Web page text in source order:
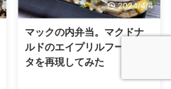
2024/4/4
マックの内弁当。マクドナ
ルドのエイプリルフールネ
タを再現してみた